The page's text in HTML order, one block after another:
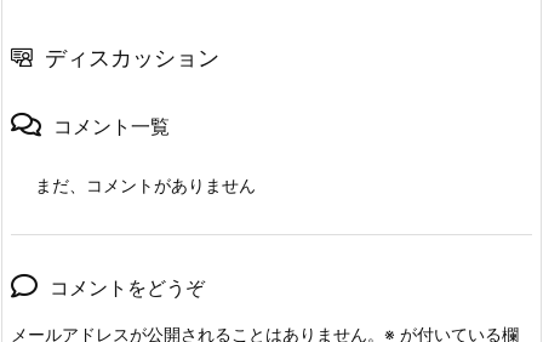
ディスカッション
コメント一覧
まだ、コメントがありません
コメントをどうぞ
メールアドレスが公開されることはありません。 ※ が付いている欄